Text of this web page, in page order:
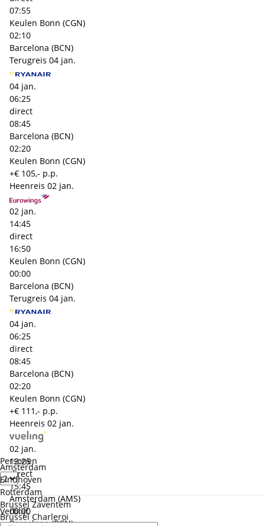
Personen
Verblijf
Amsterdam
Eindhoven
Rotterdam
Brussel Zaventem
Brussel Charleroi
07:55
Keulen Bonn (CGN)
02:10
Barcelona (BCN)
Terugreis 04 jan.
04 jan.
06:25
direct
08:45
Barcelona (BCN)
02:20
Keulen Bonn (CGN)
+€ 105,- p.p.
Heenreis 02 jan.
02 jan.
14:45
direct
16:50
Keulen Bonn (CGN)
00:00
Barcelona (BCN)
Terugreis 04 jan.
04 jan.
06:25
direct
08:45
Barcelona (BCN)
02:20
Keulen Bonn (CGN)
+€ 111,- p.p.
Heenreis 02 jan.
02 jan.
13:25
direct
15:45
Amsterdam (AMS)
00:00
Barcelona (BCN)